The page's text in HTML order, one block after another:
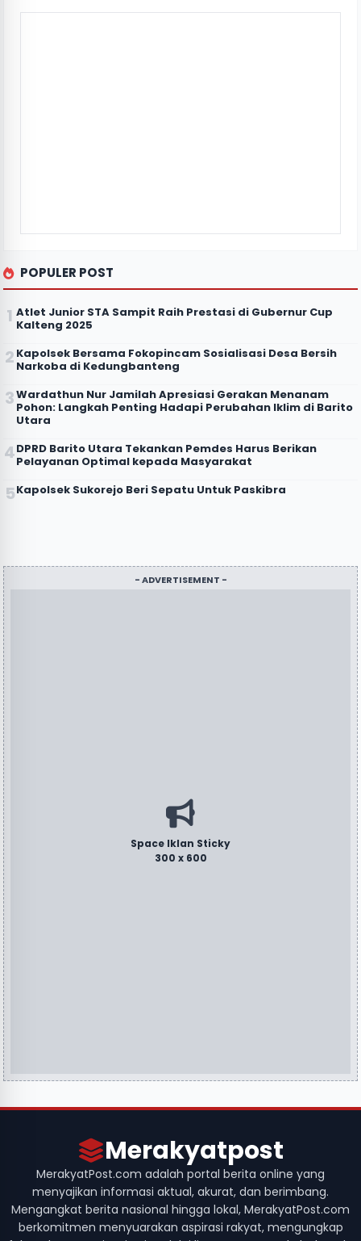
POPULER POST
Atlet Junior STA Sampit Raih Prestasi di Gubernur Cup
Kalteng 2025
Kapolsek Bersama Fokopincam Sosialisasi Desa Bersih
Narkoba di Kedungbanteng
Wardathun Nur Jamilah Apresiasi Gerakan Menanam
Pohon: Langkah Penting Hadapi Perubahan Iklim di Barito
Utara
DPRD Barito Utara Tekankan Pemdes Harus Berikan
Pelayanan Optimal kepada Masyarakat
Kapolsek Sukorejo Beri Sepatu Untuk Paskibra
- ADVERTISEMENT -
Space Iklan Sticky
300 x 600
Merakyatpost
MerakyatPost.com adalah portal berita online yang
menyajikan informasi aktual, akurat, dan berimbang.
Mengangkat berita nasional hingga lokal, MerakyatPost.com
berkomitmen menyuarakan aspirasi rakyat, mengungkap